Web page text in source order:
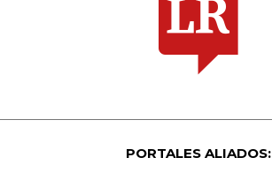
PORTALES ALIADOS: